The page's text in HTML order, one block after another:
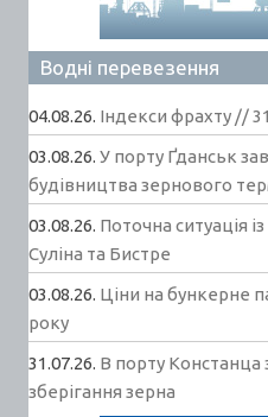
Водні перевезення
04.08.26. Індекси фрахту //
03.08.26. У порту Ґданськ
будівництва зернового
03.08.26. Поточна ситуація
Суліна та Бистре
03.08.26. Ціни на бункерне
року
31.07.26. В порту Констанца
зберігання зерна